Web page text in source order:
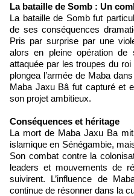
La bataille de Somb : Un
La bataille de Somb fut
de ses conséquences
Pris par surprise par une
alors en pleine opération de
attaquée par les troupes du
plongea l’armée de Maba
Maba Jaxu Bâ fut capturé et
son projet ambitieux.
Conséquences et héritage
La mort de Maba Jaxu Ba
islamique en Sénégambie,
Son combat contre la
leaders et mouvements de
suivirent. L’influence de
continue de résonner dans la